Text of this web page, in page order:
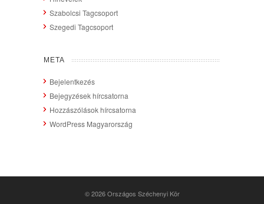
Szabolcsi Tagcsoport
Szegedi Tagcsoport
META
Bejelentkezés
Bejegyzések hírcsatorna
Hozzászólások hírcsatorna
WordPress Magyarország
© 2026Országos Széchenyi Kör